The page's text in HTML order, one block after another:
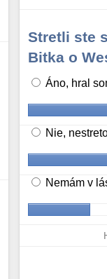
Stretli ste
Bitka o
Áno, hral
Nie,
Nemám v